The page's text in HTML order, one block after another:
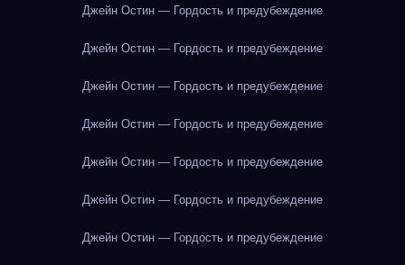
Джейн Остин — Гордость и предубеждение
Джейн Остин — Гордость и предубеждение
Джейн Остин — Гордость и предубеждение
Джейн Остин — Гордость и предубеждение
Джейн Остин — Гордость и предубеждение
Джейн Остин — Гордость и предубеждение
Джейн Остин — Гордость и предубеждение